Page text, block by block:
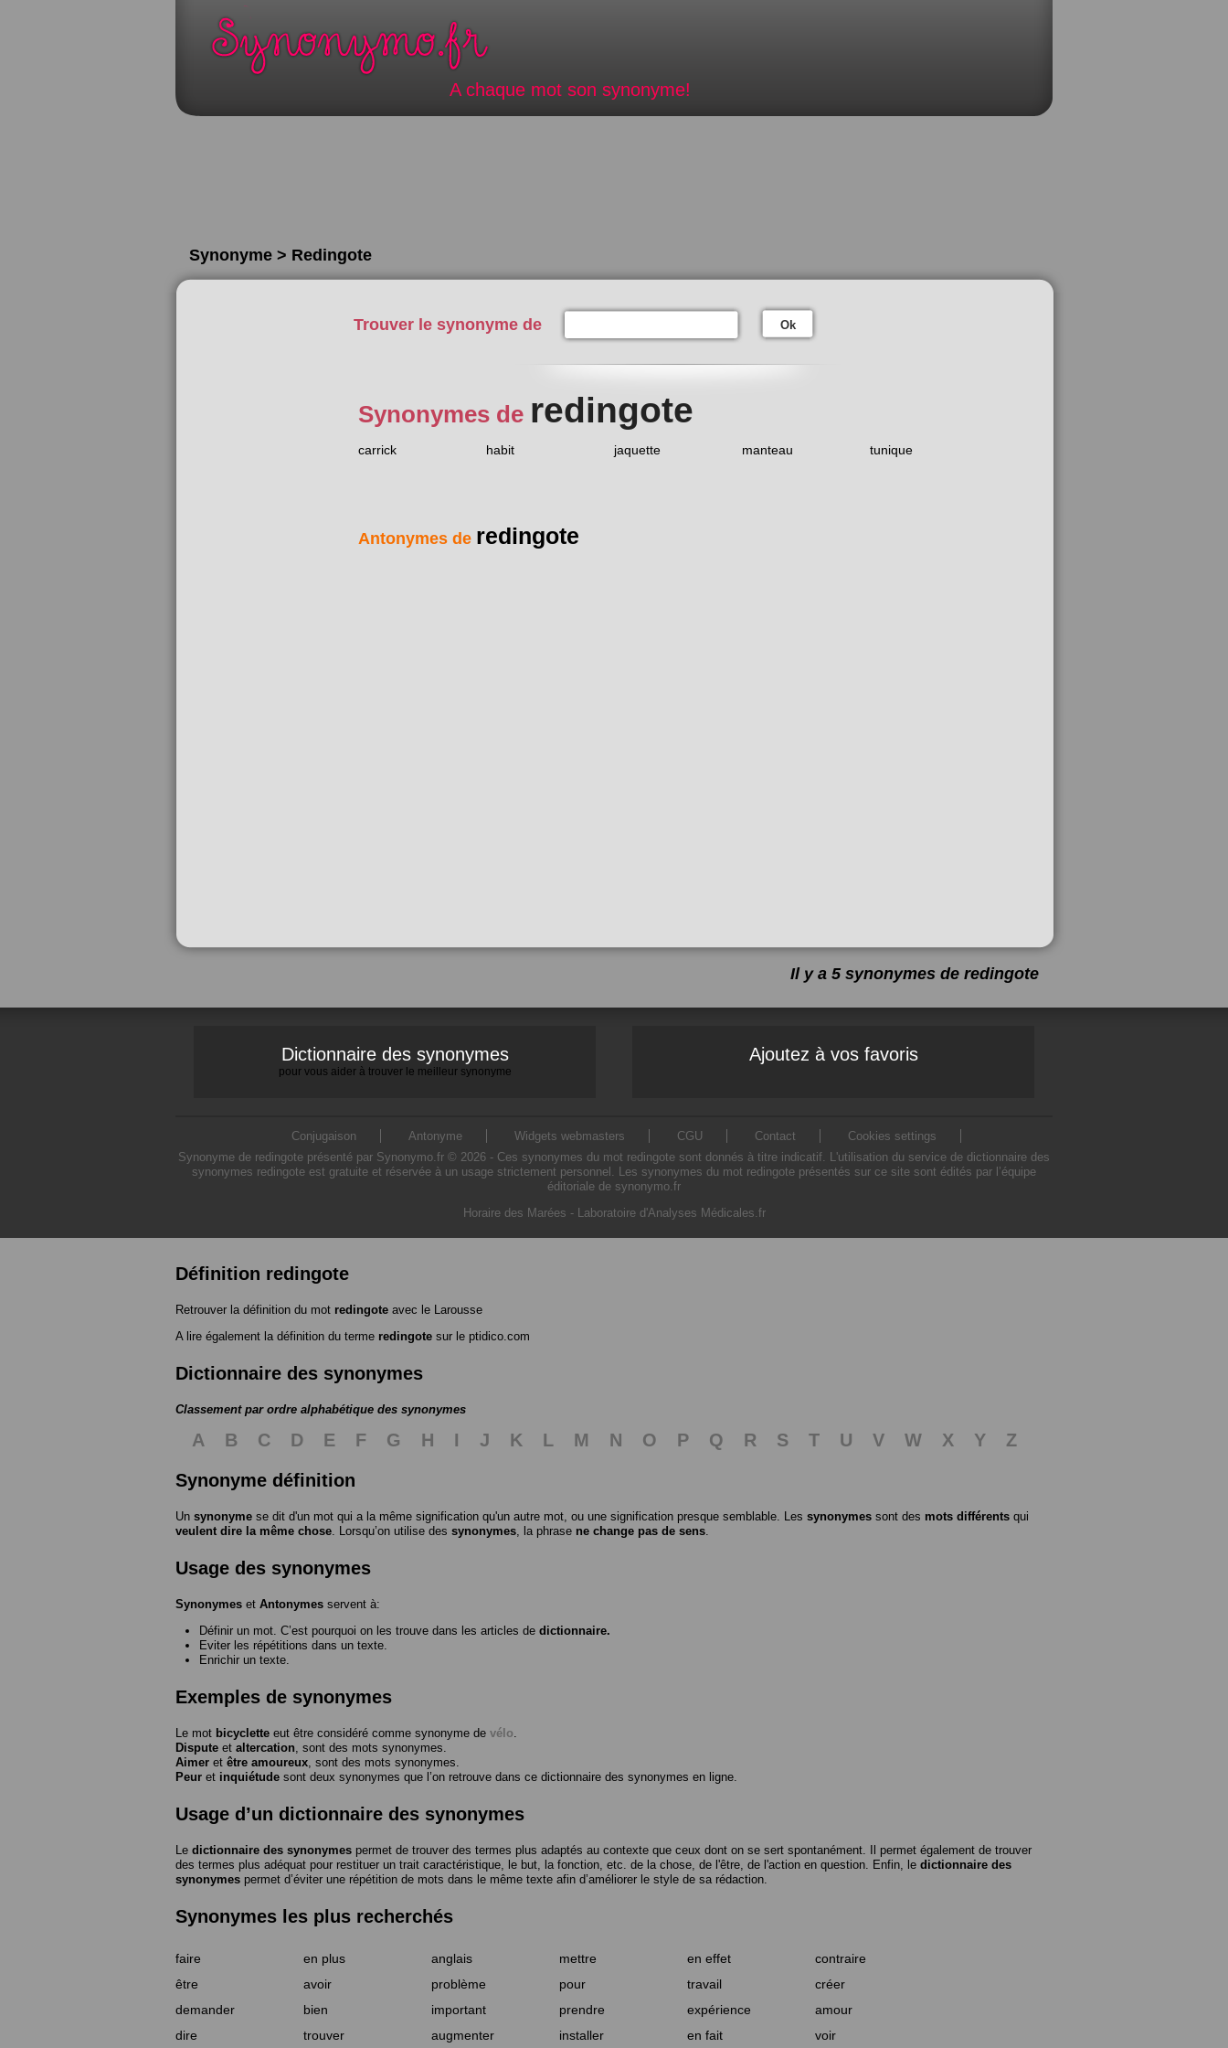
A chaque mot son synonyme!
Synonyme > Redingote
Trouver le synonyme de Ok
Synonymes de redingote
carrick habit jaquette manteau tunique
Antonymes de redingote
Il y a 5 synonymes de redingote
Dictionnaire des synonymes
pour vous aider à trouver le meilleur synonyme
Ajoutez à vos favoris
Conjugaison Antonyme Widgets webmasters CGU Contact
Cookies settings
Synonyme de redingote présenté par Synonymo.fr © 2026 - Ces synonymes du mot redingote sont donnés à titre indicatif. L'utilisation du service de dictionnaire des
synonymes redingote est gratuite et réservée à un usage strictement personnel. Les synonymes du mot redingote présentés sur ce site sont édités par l’équipe
éditoriale de synonymo.fr
Horaire des Marées - Laboratoire d'Analyses Médicales.fr
Définition redingote
Retrouver la définition du mot redingote avec le Larousse
A lire également la définition du terme redingote sur le ptidico.com
Dictionnaire des synonymes
Classement par ordre alphabétique des synonymes
A B C D E F G H I J K L M N O P Q R S T U V W X Y
Z
Synonyme définition
Un synonyme se dit d'un mot qui a la même signification qu'un autre mot, ou une signification presque semblable. Les synonymes sont des mots différents qui
veulent dire la même chose . Lorsqu’on utilise des synonymes , la phrase ne change pas de sens
Usage des synonymes
Synonymes et Antonymes servent à:
Définir un mot. C’est pourquoi on les trouve dans les articles de dictionnaire.
Eviter les répétitions dans un texte.
Enrichir un texte.
Exemples de synonymes
Le mot bicyclette eut être considéré comme synonyme de vélo
Dispute et altercation , sont des mots synonymes.
Aimer et être amoureux , sont des mots synonymes.
Peur et inquiétude sont deux synonymes que l’on retrouve dans ce dictionnaire des synonymes en ligne.
Usage d’un dictionnaire des synonymes
Le dictionnaire des synonymes permet de trouver des termes plus adaptés au contexte que ceux dont on se sert spontanément. Il permet également de trouver
des termes plus adéquat pour restituer un trait caractéristique, le but, la fonction, etc. de la chose, de l'être, de l'action en question. Enfin, le dictionnaire des
synonymes permet d’éviter une répétition de mots dans le même texte afin d’améliorer le style de sa rédaction.
Synonymes les plus recherchés
faire en plus anglais mettre en effet
contraire
être
avoir problème pour travail
créer
demander
bien important prendre expérience
amour
dire
trouver augmenter installer en fait voir